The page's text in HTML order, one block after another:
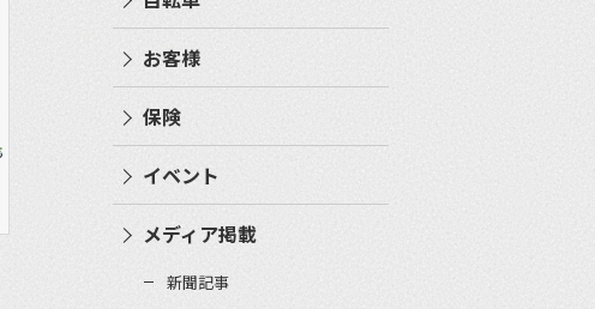
お客様
保険
イベント
メディア掲載
新聞記事